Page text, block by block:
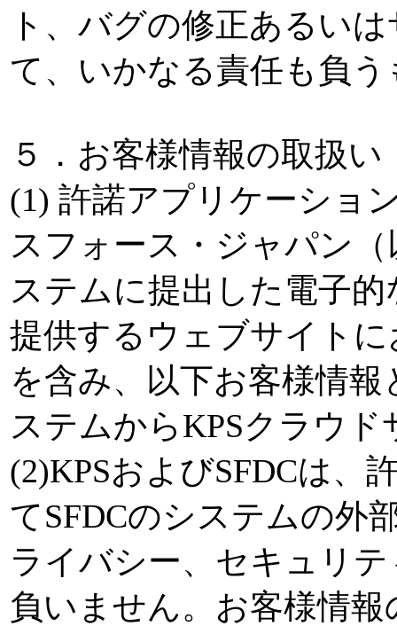
ト、バグの修正あるい
て、いかなる責任も負
５．お客様情報の取扱い
(1) 許諾アプリケーショ
スフォース・ジャパン
ステムに提出した電子
提供するウェブサイト
を含み、以下お客様情
ステムからKPSクラウ
(2)KPSおよびSFDCは、
てSFDCのシステムの外
ライバシー、セキュリ
負いません。お客様情